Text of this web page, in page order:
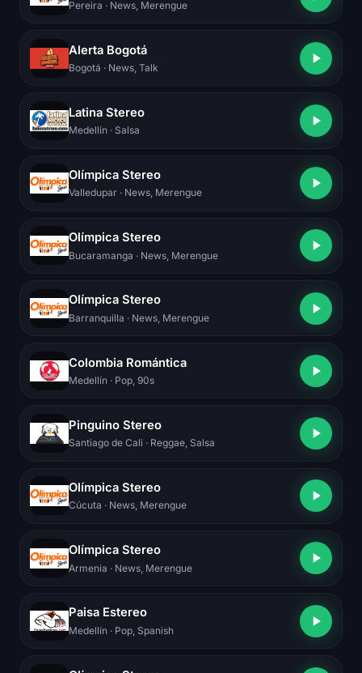
Pereira · News, Merengue
Alerta Bogotá
Bogotá · News, Talk
Latina Stereo
Medellín · Salsa
Olímpica Stereo
Valledupar · News, Merengue
Olímpica Stereo
Bucaramanga · News, Merengue
Olímpica Stereo
Barranquilla · News, Merengue
Colombia Romántica
Medellín · Pop, 90s
Pinguino Stereo
Santiago de Cali · Reggae, Salsa
Olímpica Stereo
Cúcuta · News, Merengue
Olímpica Stereo
Armenia · News, Merengue
Paisa Estereo
Medellín · Pop, Spanish